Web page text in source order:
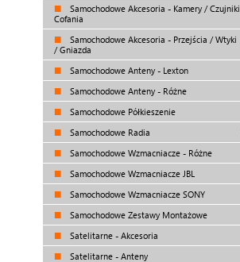
Samochodowe Akcesoria - Kamery / Czujniki
Cofania
Samochodowe Akcesoria - Przejścia / Wtyki
/ Gniazda
Samochodowe Anteny - Lexton
Samochodowe Anteny - Różne
Samochodowe Półkieszenie
Samochodowe Radia
Samochodowe Wzmacniacze - Różne
Samochodowe Wzmacniacze JBL
Samochodowe Wzmacniacze SONY
Samochodowe Zestawy Montażowe
Satelitarne - Akcesoria
Satelitarne - Anteny